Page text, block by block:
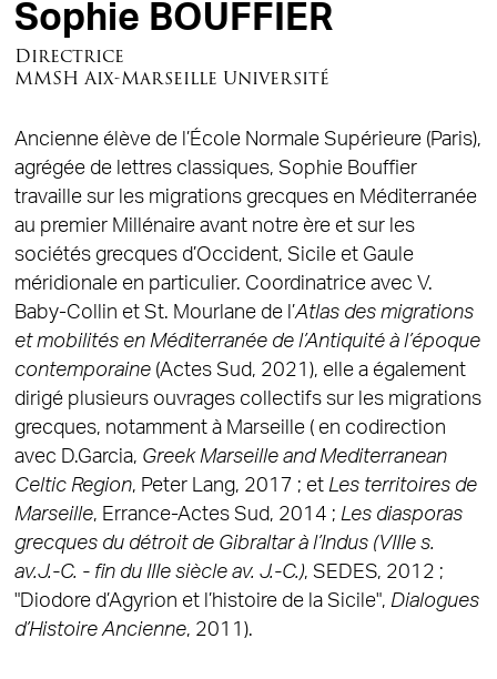
Sophie BOUFFIER
Directrice
MMSH Aix-Marseille Université
Ancienne élève de l’École Normale Supérieure (Paris),
agrégée de lettres classiques, Sophie Bouffier
travaille sur les migrations grecques en Méditerranée
au premier Millénaire avant notre ère et sur les
sociétés grecques d’Occident, Sicile et Gaule
méridionale en particulier. Coordinatrice avec V.
Baby-Collin et St. Mourlane de l’Atlas des migrations
et mobilités en Méditerranée de l’Antiquité à l’époque
contemporaine (Actes Sud, 2021), elle a également
dirigé plusieurs ouvrages collectifs sur les migrations
grecques, notamment à Marseille ( en codirection
avec D.Garcia, Greek Marseille and Mediterranean
Celtic Region, Peter Lang, 2017 ; et Les territoires de
Marseille, Errance-Actes Sud, 2014 ; Les diasporas
grecques du détroit de Gibraltar à l’Indus (VIIIe s.
av.J.-C. - fin du IIIe siècle av. J.-C.), SEDES, 2012 ;
"Diodore d’Agyrion et l’histoire de la Sicile", Dialogues
d’Histoire Ancienne, 2011).